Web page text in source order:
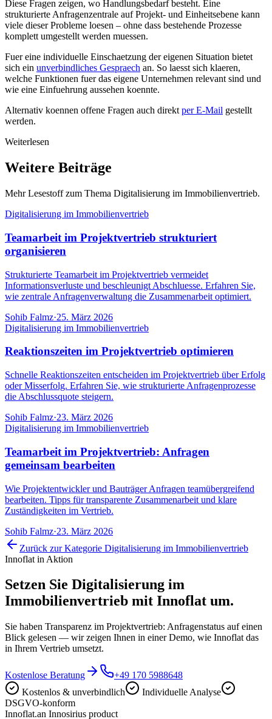
Diese Fragen zeigen, wo Handlungsbedarf besteht. Eine
strukturierte Anfragenzentrale auf Projekt- und Einheitsebene kann
viele dieser Probleme loesen – ohne dass bestehende Prozesse
komplett umgestellt werden muessen.
Fuer eine individuelle Einschaetzung der eigenen Situation bietet
sich ein unverbindliches Gespraech an. So laesst sich klaeren,
welche Funktionen fuer das eigene Unternehmen relevant sind und
wie eine Einfuehrung aussehen koennte.
Alternativ koennen offene Fragen auch direktper E-Mail gestellt
werden.
Weiterlesen
Weitere Beiträge
Mehr Lesestoff zum Thema Digitalisierung im Immobilienvertrieb.
Digitalisierung im Immobilienvertrieb
Teamarbeit im Projektvertrieb strukturiert
organisieren
Strukturierte Teamarbeit im Projektvertrieb vermeidet
Informationsverluste und beschleunigt Abschluesse. Erfahren Sie,
wie zentrale Anfragenverwaltung die Zusammenarbeit optimiert.
Sohib Falmz·25. März 2026
Digitalisierung im Immobilienvertrieb
Reaktionszeiten im Projektvertrieb optimieren
Schnelle Reaktionszeiten entscheiden im Projektvertrieb über Erfolg
oder Misserfolg. Erfahren Sie, wie strukturierte Anfragenprozesse
die Abschlussquote steigern.
Sohib Falmz·23. März 2026
Digitalisierung im Immobilienvertrieb
Teamarbeit im Projektvertrieb: Anfragen
gemeinsam bearbeiten
Wie Projektentwickler und Bauträger Anfragen teamübergreifend
bearbeiten. Tipps für transparente Zusammenarbeit und klare
Zuständigkeiten im Vertrieb.
Sohib Falmz·23. März 2026
Zurück zur Kategorie Digitalisierung im Immobilienvertrieb
Innoflat in Aktion
Setzen Sie Digitalisierung im
Immobilienvertrieb mit Innoflat um.
Sie haben Transparenz im Projektvertrieb: Anfragenstatus auf einen
Blick gelesen — wir zeigen Ihnen in einer Demo, wie Innoflat das
in Ihrem Vertrieb umsetzt.
Kostenlose Beratung
+49 170 5988648
Kostenlos & unverbindlich
Individuelle Analyse
DSGVO-konform
Innoflat.an Innosirius product